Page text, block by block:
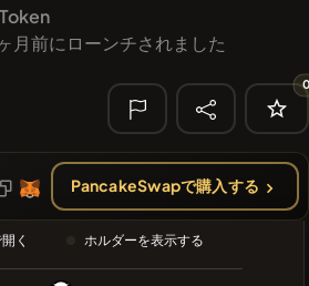
FYRA FYRA
#279
Moon Highway DRUMM
#277
索
❌最近のコ
インはあり
ません
月前にローンチされました
PancakeSwapで購入する
く ホルダーを表示する